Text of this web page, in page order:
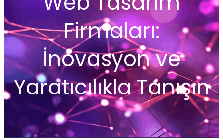
Firmaları:
İnovasyon ve
Yaratıcılıkla Tanışın